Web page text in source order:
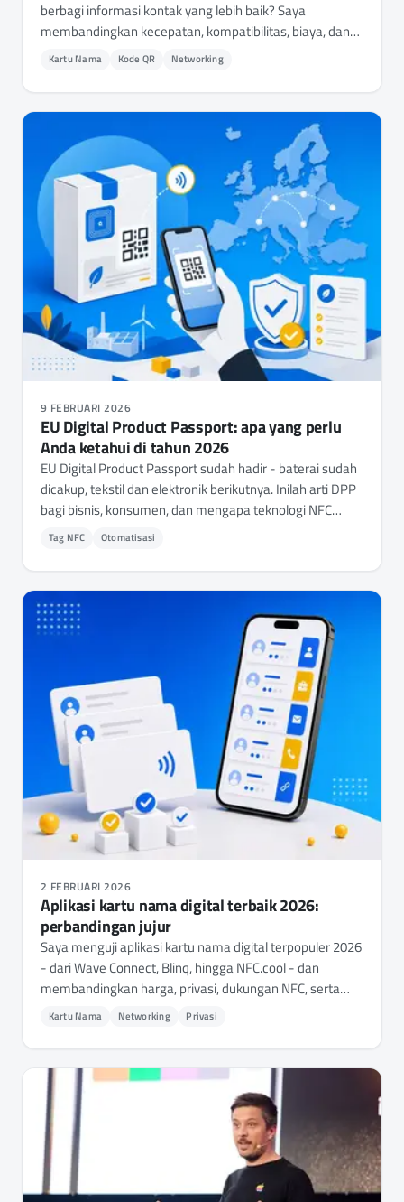
berbagi informasi kontak yang lebih baik? Saya
membandingkan kecepatan, kompatibilitas, biaya, dan
kasus penggunaan nyata untuk membantu Anda
Kartu Nama Kode QR Networking
9 FEBRUARI 2026
EU Digital Product Passport: apa yang perlu
Anda ketahui di tahun 2026
EU Digital Product Passport sudah hadir - baterai sudah
dicakup, tekstil dan elektronik berikutnya. Inilah arti DPP
bagi bisnis, konsumen, dan mengapa teknologi NFC
berada di pusatnya.
Tag NFC Otomatisasi
2 FEBRUARI 2026
Aplikasi kartu nama digital terbaik 2026:
perbandingan jujur
Saya menguji aplikasi kartu nama digital terpopuler 2026
- dari Wave Connect, Blinq, hingga NFC.cool - dan
membandingkan harga, privasi, dukungan NFC, serta
fiturnya. Ini yang saya temukan.
Kartu Nama Networking Privasi